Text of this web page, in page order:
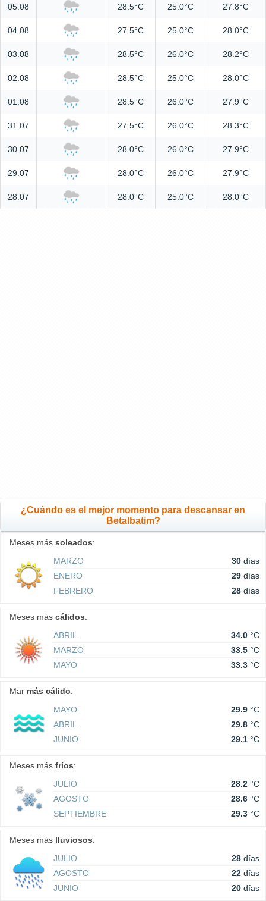
05.08 28.5°C 25.0°C 27.8°C
04.08 27.5°C 25.0°C 28.0°C
03.08 28.5°C 26.0°C 28.2°C
02.08 28.5°C 25.0°C 28.0°C
01.08 28.5°C 26.0°C 27.9°C
31.07 27.5°C 26.0°C 28.3°C
30.07 28.0°C 26.0°C 27.9°C
29.07 28.0°C 26.0°C 27.9°C
28.07 28.0°C 25.0°C 28.0°C
¿Cuándo es el mejor momento para descansar en
Betalbatim?
Meses más soleados:
MARZO
30 días
ENERO
29 días
FEBRERO
28 días
Meses más cálidos:
ABRIL
34.0 °C
MARZO
33.5 °C
MAYO
33.3 °C
Mar más cálido:
MAYO
29.9 °C
ABRIL
29.8 °C
JUNIO
29.1 °C
Meses más fríos:
JULIO
28.2 °C
AGOSTO
28.6 °C
SEPTIEMBRE
29.3 °C
Meses más lluviosos:
JULIO
28 días
AGOSTO
22 días
JUNIO
20 días